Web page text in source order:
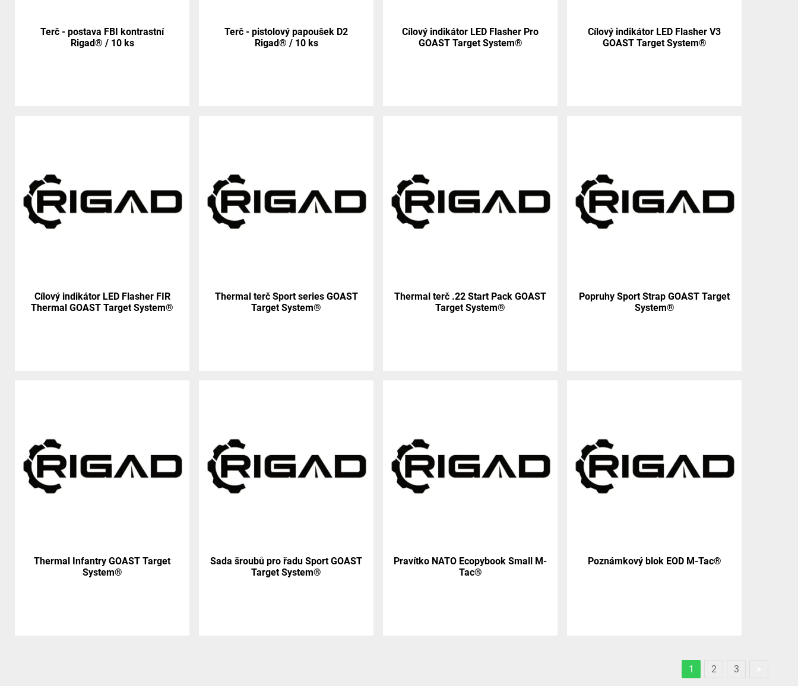
Terč - postava FBI kontrastní
Rigad® / 10 ks
Terč - pistolový papoušek D2
Rigad® / 10 ks
Cílový indikátor LED Flasher Pro
GOAST Target System®
Cílový indikátor LED Flasher V3
GOAST Target System®
Cílový indikátor LED Flasher FIR
Thermal GOAST Target System®
Thermal terč Sport series GOAST
Target System®
Thermal terč .22 Start Pack GOAST
Target System®
Popruhy Sport Strap GOAST Target
System®
Thermal Infantry GOAST Target
System®
Sada šroubů pro řadu Sport GOAST
Target System®
Pravítko NATO Ecopybook Small M-
Tac®
Poznámkový blok EOD M-Tac®
1 2 3